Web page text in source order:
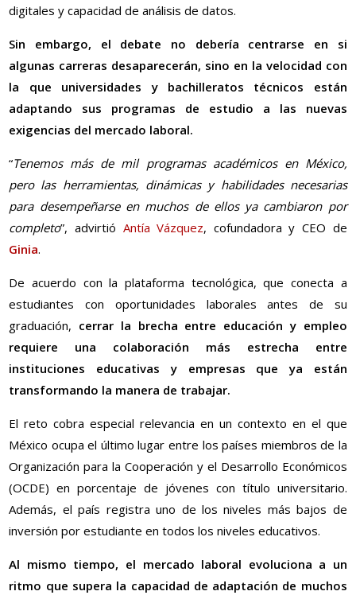
digitales y capacidad de análisis de datos.
Sin embargo, el debate no debería centrarse en si
algunas carreras desaparecerán, sino en la velocidad con
la que universidades y bachilleratos técnicos están
adaptando sus programas de estudio a las nuevas
exigencias del mercado laboral.
“Tenemos más de mil programas académicos en México,
pero las herramientas, dinámicas y habilidades necesarias
para desempeñarse en muchos de ellos ya cambiaron por
completo”, advirtió Antía Vázquez, cofundadora y CEO de
Ginia.
De acuerdo con la plataforma tecnológica, que conecta a
estudiantes con oportunidades laborales antes de su
graduación, cerrar la brecha entre educación y empleo
requiere una colaboración más estrecha entre
instituciones educativas y empresas que ya están
transformando la manera de trabajar.
El reto cobra especial relevancia en un contexto en el que
México ocupa el último lugar entre los países miembros de la
Organización para la Cooperación y el Desarrollo Económicos
(OCDE) en porcentaje de jóvenes con título universitario.
Además, el país registra uno de los niveles más bajos de
inversión por estudiante en todos los niveles educativos.
Al mismo tiempo, el mercado laboral evoluciona a un
ritmo que supera la capacidad de adaptación de muchos